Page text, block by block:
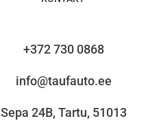
+372 730 0868
info@taufauto.ee
Sepa 24B, Tartu, 51013